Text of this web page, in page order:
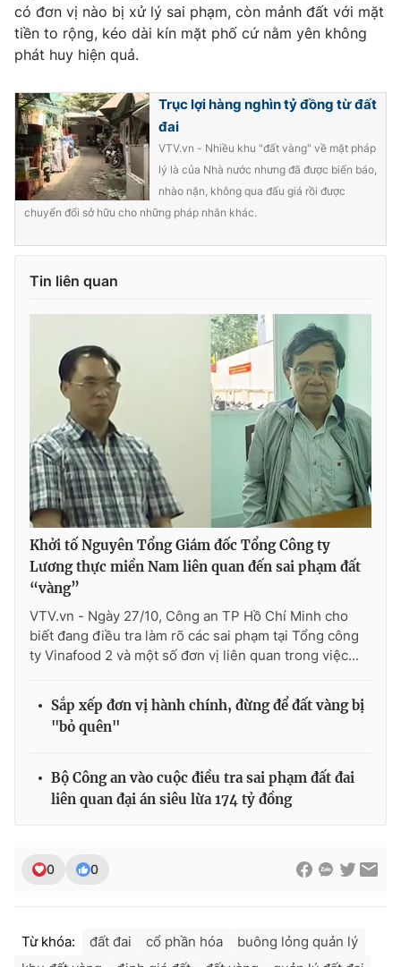
có đơn vị nào bị xử lý sai phạm, còn mảnh đất với mặt
tiền to rộng, kéo dài kín mặt phố cứ nằm yên không
phát huy hiện quả.
Trục lợi hàng nghìn tỷ đồng từ đất
đai
VTV.vn - Nhiều khu "đất vàng" về mặt pháp
lý là của Nhà nước nhưng đã được biến báo,
nhào nặn, không qua đấu giá rồi được
chuyển đổi sở hữu cho những pháp nhân khác.
Tin liên quan
Khởi tố Nguyên Tổng Giám đốc Tổng Công ty
Lương thực miền Nam liên quan đến sai phạm đất
“vàng”
VTV.vn - Ngày 27/10, Công an TP Hồ Chí Minh cho
biết đang điều tra làm rõ các sai phạm tại Tổng công
ty Vinafood 2 và một số đơn vị liên quan trong việc...
Sắp xếp đơn vị hành chính, đừng để đất vàng bị
"bỏ quên"
Bộ Công an vào cuộc điều tra sai phạm đất đai
liên quan đại án siêu lừa 174 tỷ đồng
0 0
Từ khóa: đất đai cổ phần hóa
buông lỏng quản lý